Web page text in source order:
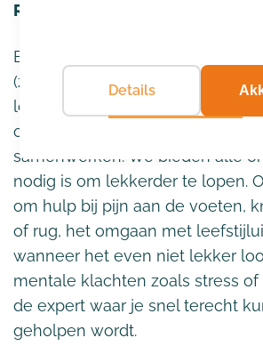
Rondom: het leven loopt
Binnen Rondom werken meer
(zorg)professionals samen op
locaties in Nederland. Samen
organisatie met de kracht van
samenwerken. We bieden alle
nodig is om lekkerder te lopen.
om hulp bij pijn aan de voeten,
of rug, het omgaan met
wanneer het even niet lekker
mentale klachten zoals stress of
de expert waar je snel terecht
geholpen wordt.
Details